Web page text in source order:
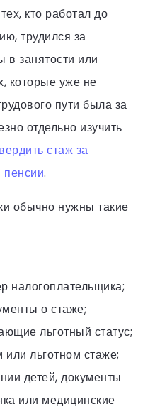
кто работал до
трудился за
в занятости или
которые уже не
пути была за
отдельно изучить
стаж за
пенсии.
обычно нужны такие
налогоплательщика;
о стаже;
льготный статус;
льготном стаже;
детей, документы
или медицинские